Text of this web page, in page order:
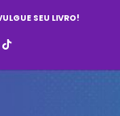
SEU LIVRO!